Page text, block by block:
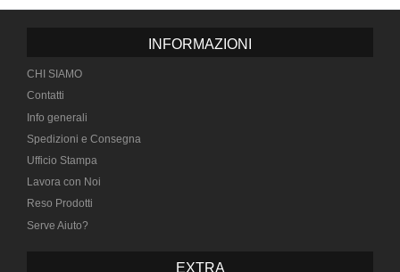
INFORMAZIONI
CHI SIAMO
Contatti
Info generali
Spedizioni e Consegna
Ufficio Stampa
Lavora con Noi
Reso Prodotti
Serve Aiuto?
EXTRA